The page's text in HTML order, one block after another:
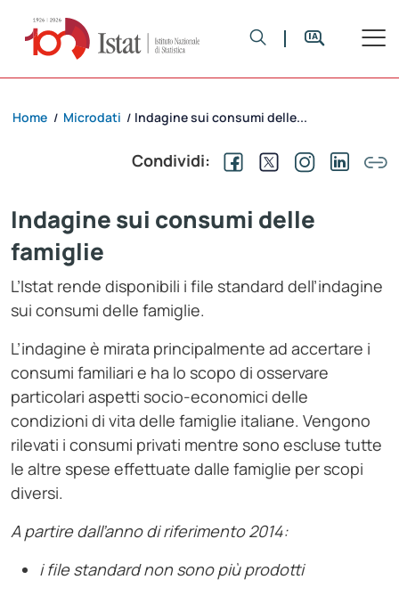
Home / Microdati / Indagine sui consumi delle...
Condividi:
Indagine sui consumi delle
famiglie
L’Istat rende disponibili i file standard dell’indagine
sui consumi delle famiglie.
L’indagine è mirata principalmente ad accertare i
consumi familiari e ha lo scopo di osservare
particolari aspetti socio-economici delle
condizioni di vita delle famiglie italiane. Vengono
rilevati i consumi privati mentre sono escluse tutte
le altre spese effettuate dalle famiglie per scopi
diversi.
A partire dall’anno di riferimento 2014:
i file standard non sono più prodotti